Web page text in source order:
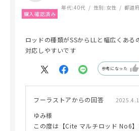
年代:40代 性別: 女性 都道
ロッドの種類がSSからLLと幅広くある
対応しやすいです
参考になった
フーラストアからの回答
ゆみ様
この度は【Cite マルチロッド No6